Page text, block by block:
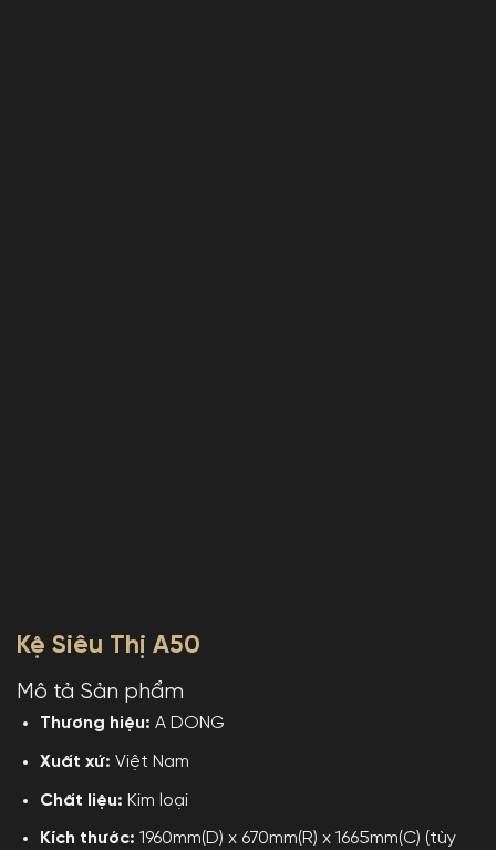
Kệ Siêu Thị A50
Mô tả Sản phẩm
Thương hiệu: A DONG
Xuất xứ: Việt Nam
Chất liệu: Kim loại
Kích thước: 1960mm(D) x 670mm(R) x 1665mm(C) (tùy